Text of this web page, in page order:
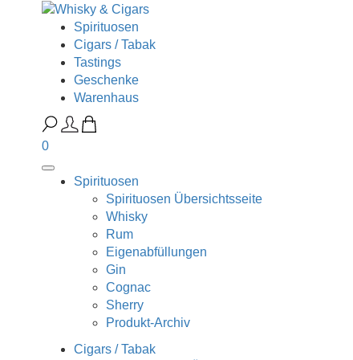
Spirituosen
Cigars / Tabak
Tastings
Geschenke
Warenhaus
0
Spirituosen
Spirituosen Übersichtsseite
Whisky
Rum
Eigenabfüllungen
Gin
Cognac
Sherry
Produkt-Archiv
Cigars / Tabak